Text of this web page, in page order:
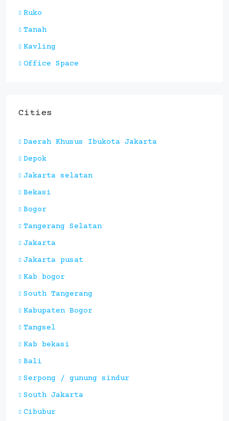
Ruko
Tanah
Kavling
Office Space
Cities
Daerah Khusus Ibukota Jakarta
Depok
Jakarta selatan
Bekasi
Bogor
Tangerang Selatan
Jakarta
Jakarta pusat
Kab bogor
South Tangerang
Kabupaten Bogor
Tangsel
Kab bekasi
Bali
Serpong / gunung sindur
South Jakarta
Cibubur